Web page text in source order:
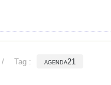
/ Tag : agenda21